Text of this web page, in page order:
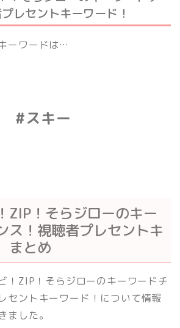
レセントキーワード！
ーワードは…
#スキー
ZIP！そらジローのキー
ス！視聴者プレセントキ
まとめ
！ZIP！そらジローのキーワードチ
セントキーワード！について情報
ました。